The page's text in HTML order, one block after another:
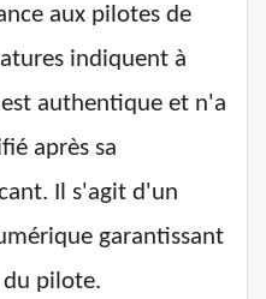
aux pilotes de
indiquent à
authentique et n'a
après sa
Il s'agit d'un
garantissant
pilote.